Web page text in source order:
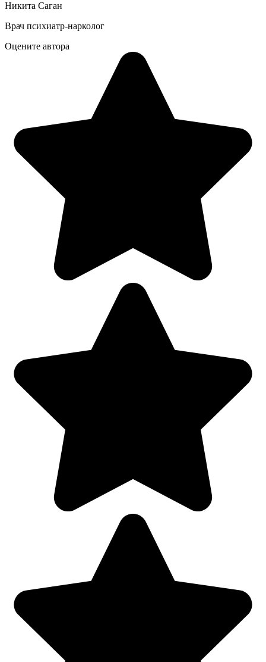
Никита Саган
Врач психиатр-нарколог
Оцените автора